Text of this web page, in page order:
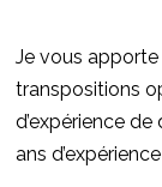
Je vous
transpositions
d’expérience de
ans